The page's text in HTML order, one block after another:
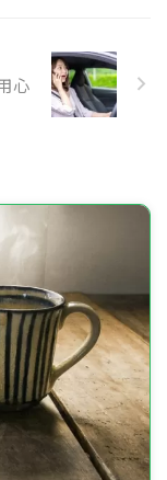
心